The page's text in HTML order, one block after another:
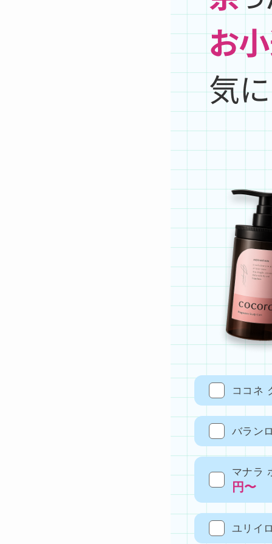
ココネ
バラン
マナラ
円〜
ユリイ